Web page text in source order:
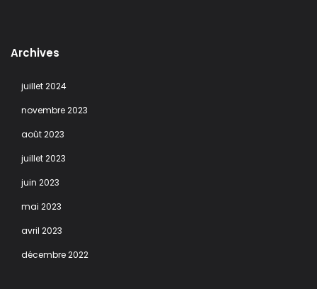
Archives
juillet 2024
novembre 2023
août 2023
juillet 2023
juin 2023
mai 2023
avril 2023
décembre 2022